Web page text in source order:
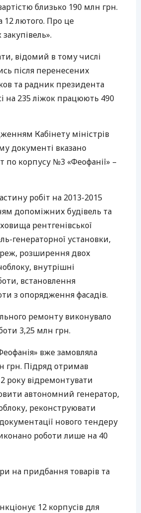
КАРТОК
КЕШБЕКУ
ПУТІВНИКИ ПО
БАНКІВСЬКИХ КАРТКАХ
близько 190 млн грн.
12 лютого. Про це
відомий в тому числі
після перенесених
та радник президента
на 235 ліжок працюють 490
Кабінету міністрів
документі вказано
по корпусу №3 «Феофанії» –
робіт на 2013-2015
допоміжних будівель та
рентгенівської
генераторної установки,
розширення двох
внутрішні
встановлення
з опорядження фасадів.
ремонту виконувало
3,25 млн грн.
вже замовляла
грн. Підряд отримав
року відремонтувати
автономний генератор,
реконструювати
нового тендеру
роботи лише на 40
на придбання товарів та
12 корпусів для